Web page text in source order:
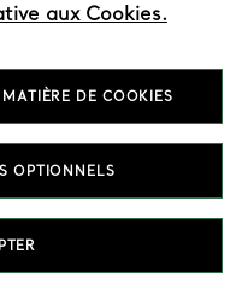
aux Cookies.
DE COOKIES
OPTIONNELS